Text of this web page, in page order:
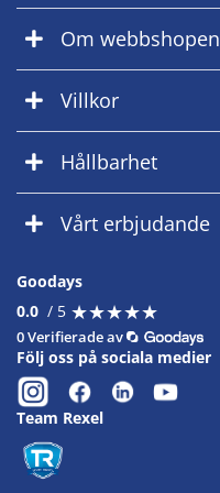
Om webbshopen
Villkor
Hållbarhet
Vårt erbjudande
Goodays
0.0 / 5 ★★★★★
★★★★★
0 Verifierade av
Följ oss på sociala medier
Team Rexel